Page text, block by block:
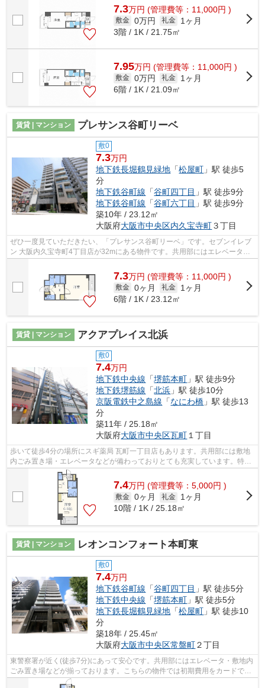
7.3万円 (管理費等：11,000円 )
敷金 0万円 礼金
1ヶ月
3階 / 1K / 21.75㎡
7.95万円 (管理費等：11,000円 )
敷金 0万円 礼金
1ヶ月
6階 / 1K / 21.09㎡
賃貸 | マンション プレサンス谷町リーベ
敷0
7.3万円
地下鉄長堀鶴見緑地 「松屋町 」駅 徒歩5
分
地下鉄谷町線 「谷町四丁目 」駅 徒歩9分
地下鉄谷町線 「谷町六丁目 」駅 徒歩9分
築10年 / 23.12㎡
大阪府大阪市中央区内久宝寺町３丁目
ぜひ一度見ていただきたい、「プレサンス谷町リーベ」です。セブンイレブ
ン 大阪内久宝寺町4丁目店が32mにある物件です。共用部にはエレベータ・
7.3万円 (管理費等：11,000円 )
敷金 0ヶ月 礼金
1ヶ月
6階 / 1K / 23.12㎡
賃貸 | マンション アクアプレイス北浜
敷0
7.4万円
地下鉄中央線 「堺筋本町 」駅 徒歩9分
地下鉄堺筋線 「北浜 」駅 徒歩10分
京阪電鉄中之島線 「なにわ橋 」駅 徒歩13
分
築11年 / 25.18㎡
大阪府大阪市中央区瓦町 １丁目
歩いて徒歩4分の場所にスギ薬局 瓦町一丁目店もあります。共用部には敷地
内ごみ置き場・エレベータなどが備わっておりとても充実しています。特徴
的な外観と洗練された設計の内装を持...
7.4万円 (管理費等：5,000円 )
敷金 0ヶ月 礼金
1ヶ月
10階 / 1K / 25.18㎡
賃貸 | マンション レオンコンフォート本町東
敷0
7.4万円
地下鉄谷町線 「谷町四丁目 」駅 徒歩5分
地下鉄中央線 「堺筋本町 」駅 徒歩5分
地下鉄長堀鶴見緑地 「松屋町 」駅 徒歩10
分
築18年 / 25.45㎡
大阪府大阪市中央区常盤町２丁目
東警察署が近く(徒歩7分)にあって安心です。共用部にはエレベータ・敷地内
ごみ置き場などが揃っております。こちらの物件では初期費用をカードでお
支払いいただけます。15階建てで街並...